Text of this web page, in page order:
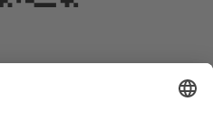
Für Beträge bis 200